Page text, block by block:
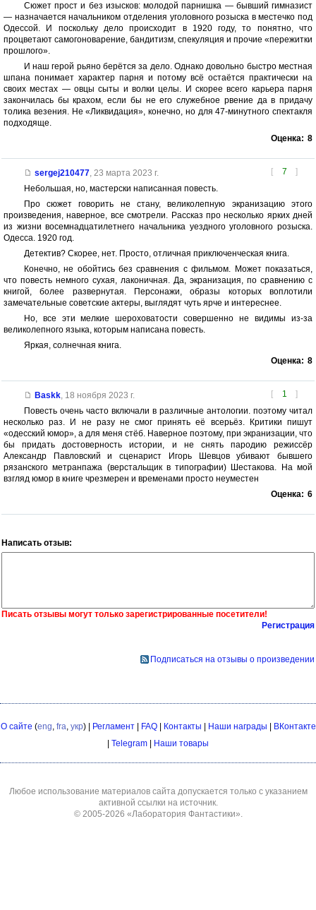
Сюжет прост и без изысков: молодой парнишка — бывший гимназист
— назначается начальником отделения уголовного розыска в местечко под
Одессой. И поскольку дело происходит в 1920 году, то понятно, что
процветают самогоноварение, бандитизм, спекуляция и прочие «пережитки
прошлого».
И наш герой рьяно берётся за дело. Однако довольно быстро местная
шпана понимает характер парня и потому всё остаётся практически на
своих местах — овцы сыты и волки целы. И скорее всего карьера парня
закончилась бы крахом, если бы не его служебное рвение да в придачу
толика везения. Не «Ликвидация», конечно, но для 47-минутного спектакля
подходяще.
Оценка: 8
[ 7 ]
sergej210477, 23 марта 2023 г.
Небольшая, но, мастерски написанная повесть.
Про сюжет говорить не стану, великолепную экранизацию этого
произведения, наверное, все смотрели. Рассказ про несколько ярких дней
из жизни восемнадцатилетнего начальника уездного уголовного розыска.
Одесса. 1920 год.
Детектив? Скорее, нет. Просто, отличная приключенческая книга.
Конечно, не обойтись без сравнения с фильмом. Может показаться,
что повесть немного сухая, лаконичная. Да, экранизация, по сравнению с
книгой, более развернутая. Персонажи, образы которых воплотили
замечательные советские актеры, выглядят чуть ярче и интереснее.
Но, все эти мелкие шероховатости совершенно не видимы из-за
великолепного языка, которым написана повесть.
Яркая, солнечная книга.
Оценка: 8
[ 1 ]
Baskk, 18 ноября 2023 г.
Повесть очень часто включали в различные антологии. поэтому читал
несколько раз. И не разу не смог принять её всерьёз. Критики пишут
«одесский юмор», а для меня стёб. Наверное поэтому, при экранизации, что
бы придать достоверность истории, и не снять пародию режиссёр
Александр Павловский и сценарист Игорь Шевцов убивают бывшего
рязанского метранпажа (верстальщик в типографии) Шестакова. На мой
взгляд юмор в книге чрезмерен и временами просто неуместен
Оценка: 6
Написать отзыв:
Писать отзывы могут только зарегистрированные посетители!
Регистрация
Подписаться на отзывы о произведении
О сайте (eng, fra, укр) | Регламент| FAQ| Контакты Наши награды
ВКонтакте
Telegram Наши товары
Любое использование материалов сайта допускается только с указанием
активной ссылки на источник.
© 2005-2026 «Лаборатория Фантастики».